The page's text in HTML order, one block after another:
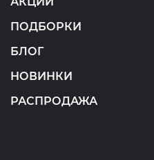
ПОДБОРКИ
БЛОГ
НОВИНКИ
РАСПРОДАЖА